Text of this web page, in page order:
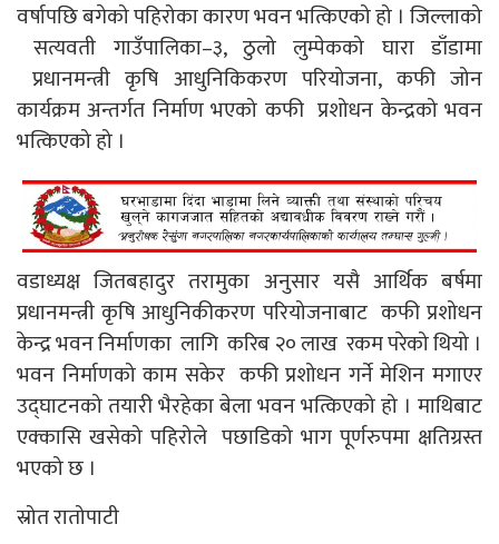
वर्षापछि बगेको पहिरोका कारण भवन भत्किएको हो । जिल्लाको
सत्यवती गाउँपालिका–३, ठुलो लुम्पेकको घारा डाँडामा
प्रधानमन्त्री कृषि आधुनिकिकरण परियोजना, कफी जोन
कार्यक्रम अन्तर्गत निर्माण भएको कफी प्रशोधन केन्द्रको भवन
भत्किएको हो ।
वडाध्यक्ष जितबहादुर तरामुका अनुसार यसै आर्थिक बर्षमा
प्रधानमन्त्री कृषि आधुनिकीकरण परियोजनाबाट कफी प्रशोधन
केन्द्र भवन निर्माणका लागि करिब २० लाख रकम परेको थियो ।
भवन निर्माणको काम सकेर कफी प्रशोधन गर्ने मेशिन मगाएर
उद्घाटनको तयारी भैरहेका बेला भवन भत्किएको हो । माथिबाट
एक्कासि खसेको पहिरोले पछाडिको भाग पूर्णरुपमा क्षतिग्रस्त
भएको छ ।
स्रोत रातोपाटी